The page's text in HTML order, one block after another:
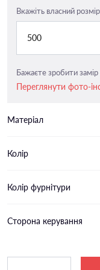
Вкажіть власний
500
Бажаєте зробити замір
Переглянути фото-
Матеріал
Колір
Колір фурнітури
Сторона керування